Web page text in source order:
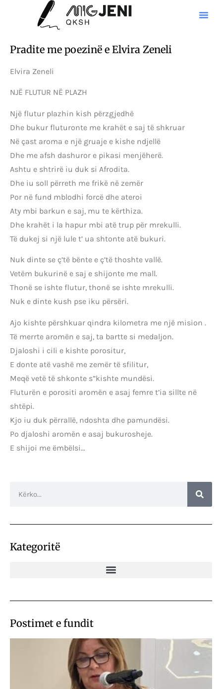
Pradite me poezinë e Elvira Zeneli
Elvira Zeneli
NJË FLUTUR NË PLAZH
Një flutur plazhin kish përzgjedhë
Dhe bukur fluturonte me krahët e saj të shkruar
Në çast aroma e një gruaje e kishe ndjellë
Dhe me afsh dashuror e pikasi menjëherë.
Ashtu e shtrirë iu duk si Afrodita.
Dhe iu soll përreth me frikë në zemër
Por në fund mblodhi forcë dhe ateroi
Aty mbi barkun e saj, mu te kërthiza.
Dhe krahët i la hapur mbi atë trup për mrekulli.
Të dukej si një lule t’ ua shtonte atë bukuri.
Nuk dinte se ç’të bënte e ç’të thoshte vallë.
Vetëm bukurinë e saj e shijonte me mall.
Thonë se ishte flutur, thonë se ishte mrekulli.
Nuk e dinte kush pse iku përsëri.
Ajo kishte përshkuar qindra kilometra me një mision .
Të merrte aromën e saj, ta bartte si medaljon.
Djaloshi i cili e kishte porositur,
E donte atë vashë me zemër të sfilitur,
Meqë vetë të shkonte s”kishte mundësi.
Fluturën e porositi aromën e asaj femre t’ia sillte në
shtëpi.
Kjo iu duk përrallë, ndoshta dhe pamundësi.
Po djaloshi aromën e asaj bukurosheje.
E shijoi me ëmbëlsi…
Kategoritë
Postimet e fundit